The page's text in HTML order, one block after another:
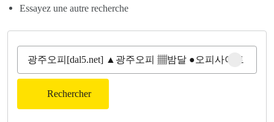
Essayez une autre recherche
Clear
Rechercher